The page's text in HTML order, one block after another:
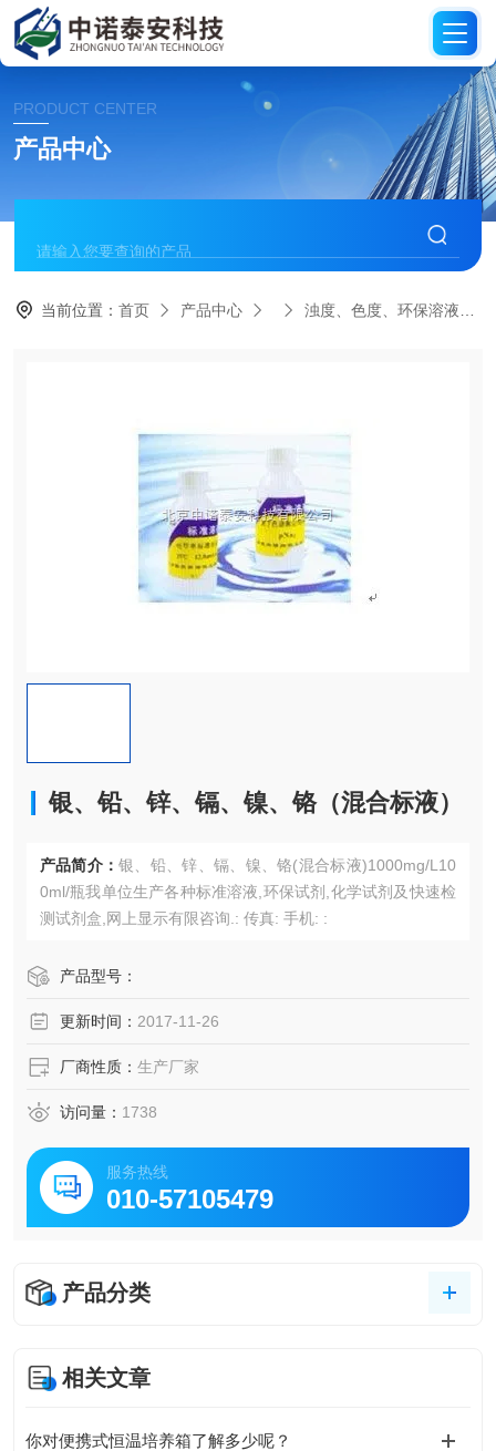
PRODUCT CENTER
产品中心
当前位置：首页 产品中心 浊度、色度、环保溶液
银、铅、锌、镉、镍、铬（混合标液）
产品简介： 银、铅、锌、镉、镍、铬(混合标液)1000mg/L10
0ml/瓶我单位生产各种标准溶液,环保试剂,化学试剂及快速检
测试剂盒,网上显示有限咨询.: 传真: 手机: :
产品型号：
更新时间： 2017-11-26
厂商性质： 生产厂家
访问量： 1738
服务热线
010-57105479
产品分类
相关文章
你对便携式恒温培养箱了解多少呢？